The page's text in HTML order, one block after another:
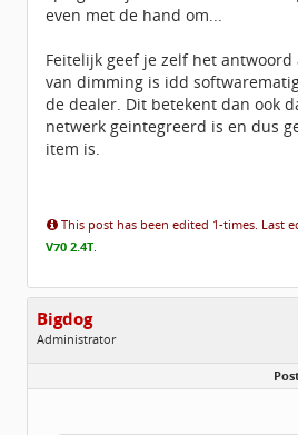
even met de hand om...
Feitelijk geef je zelf het antwoord
van dimming is idd
de dealer. Dit betekent dan ook
netwerk geintegreerd is en dus
item is.
This post has been edited 1-times. Last
V70 2.4T.
Bigdog
Administrator
Homepage:
volvov70forum.com